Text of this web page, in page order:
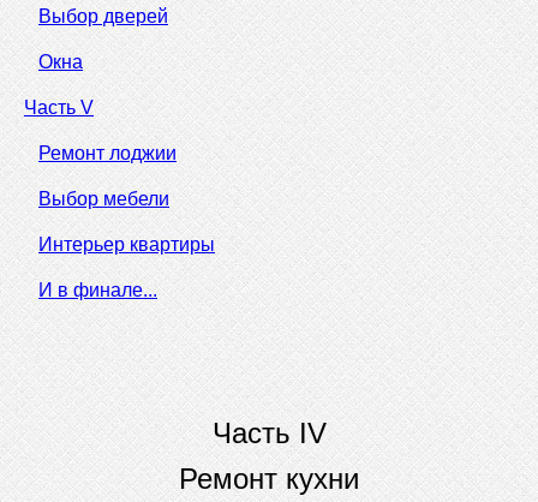
Выбор дверей
Окна
Часть V
Ремонт лоджии
Выбор мебели
Интерьер квартиры
И в финале...
Часть IV
Ремонт кухни